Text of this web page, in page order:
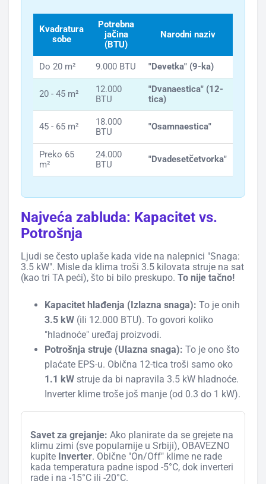
Kvadratura
sobe
Potrebna
jačina
(BTU)
Narodni naziv
Do 20 m² 9.000 BTU "Devetka" (9-ka)
20 - 45 m²
12.000
BTU
"Dvanaestica" (12-
tica)
45 - 65 m²
18.000
BTU
"Osamnaestica"
Preko 65
m²
24.000
BTU
"Dvadesetčetvorka"
Najveća zabluda: Kapacitet vs.
Potrošnja
Ljudi se često uplaše kada vide na nalepnici "Snaga:
3.5 kW". Misle da klima troši 3.5 kilovata struje na sat
(kao tri TA peći), što bi bilo preskupo. To nije tačno!
Kapacitet hlađenja (Izlazna snaga): To je onih
3.5 kW (ili 12.000 BTU). To govori koliko
"hladnoće" uređaj proizvodi.
Potrošnja struje (Ulazna snaga): To je ono što
plaćate EPS-u. Obična 12-tica troši samo oko
1.1 kW struje da bi napravila 3.5 kW hladnoće.
Inverter klime troše još manje (od 0.3 do 1 kW).
Savet za grejanje: Ako planirate da se grejete na
klimu zimi (sve popularnije u Srbiji), OBAVEZNO
kupite Inverter. Obične "On/Off" klime ne rade
kada temperatura padne ispod -5°C, dok inverteri
rade i na -15°C ili -20°C.